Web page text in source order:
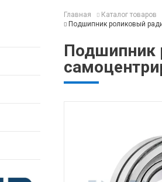
Главная Каталог товаров
Подшипник роликовый
Подшипник